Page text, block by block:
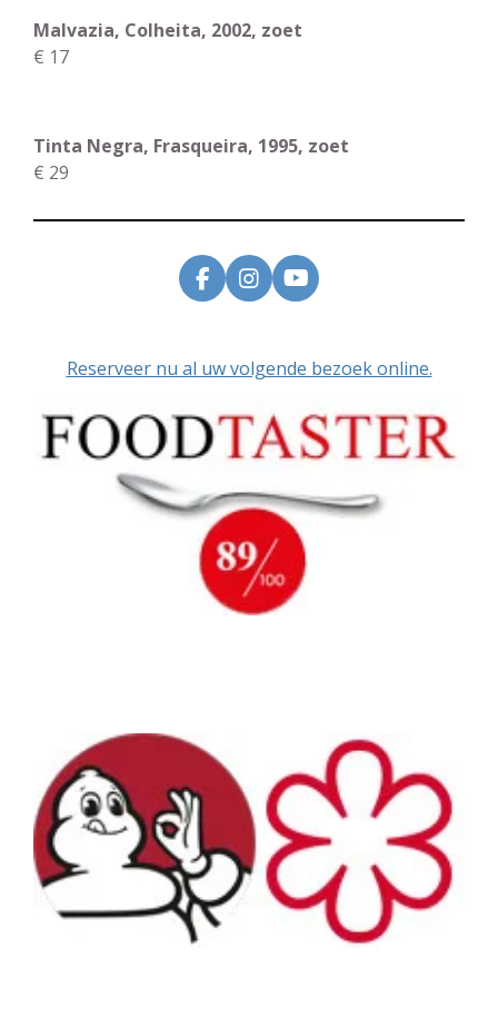
Malvazia, Colheita, 2002, zoet
€ 17
Tinta Negra, Frasqueira, 1995, zoet
€ 29
F
a
b
o
k
I
n
a
r
a
m
Y
o
u
e
Reserveer nu al uw volgende bezoek online.